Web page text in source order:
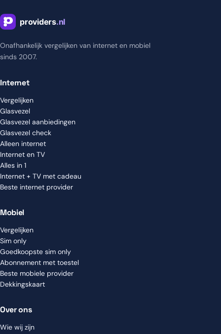
Onafhankelijk vergelijken van internet en mobiel
sinds 2007.
Internet
Vergelijken
Glasvezel
Glasvezel aanbiedingen
Glasvezel check
Alleen internet
Internet en TV
Alles in 1
Internet + TV met cadeau
Beste internet provider
Mobiel
Vergelijken
Sim only
Goedkoopste sim only
Abonnement met toestel
Beste mobiele provider
Dekkingskaart
Over ons
Wie wij zijn